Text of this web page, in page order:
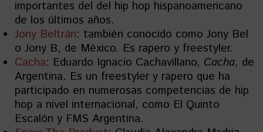
importantes del del hip hop hispanoamericano
de los últimos años.
Jony Beltrán: también conocido como Jony Bel
o Jony B, de México. Es rapero y freestyler.
Cacha: Eduardo Ignacio Cachavillano, Cacha, de
Argentina. Es un freestyler y rapero que ha
participado en numerosas competencias de hip
hop a nivel internacional, como El Quinto
Escalón y FMS Argentina.